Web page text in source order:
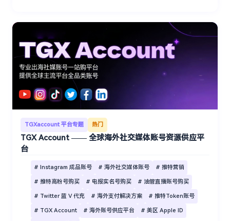
TGXaccount 平台专题 热门
TGX Account —— 全球海外社交媒体账号资源供应平
台
# Instagram 成品账号 # 海外社交媒体账号 # 推特营销
# 推特高粉号购买 # 电报实名号购买 # 油管直播账号购买
# Twitter 蓝 V 代充 # 海外支付解决方案 # 推特Token账号
# TGX Account # 海外账号供应平台 # 美区 Apple ID